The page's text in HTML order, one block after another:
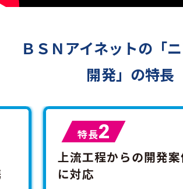
ＢＳＮアイネットの「
開発」の特長
特長2
上流工程からの開発案
に対応